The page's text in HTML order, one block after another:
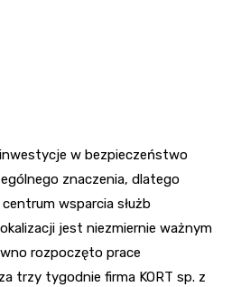
w bezpieczeństwo
znaczenia, dlatego
wsparcia służb
jest niezmiernie ważnym
rozpoczęto prace
trzy tygodnie firma KORT sp. z